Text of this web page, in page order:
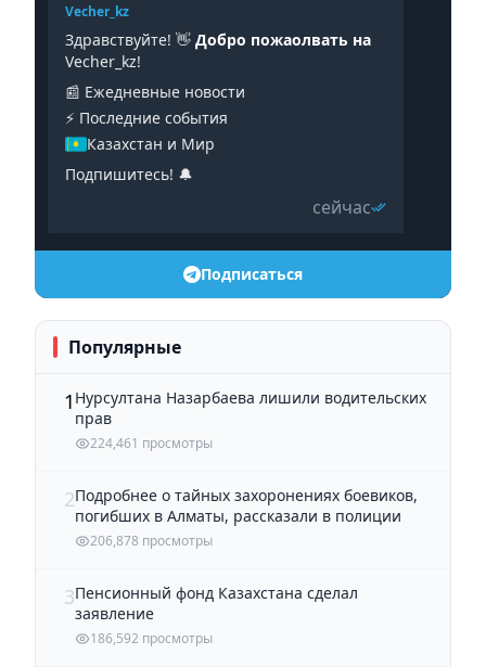
Vecher_kz
Здравствуйте! 👋 Добро пожаолвать на
Vecher_kz!
📰 Ежедневные новости
⚡️ Последние события
Казахстан и Мир
Подпишитесь! 🔔
сейчас
Подписаться
Популярные
1 Нурсултана Назарбаева лишили водительских
прав
224,461 просмотры
2Подробнее о тайных захоронениях боевиков,
погибших в Алматы, рассказали в полиции
206,878 просмотры
3Пенсионный фонд Казахстана сделал
заявление
186,592 просмотры